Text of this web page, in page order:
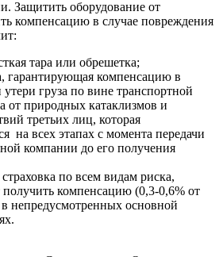
Защитить оборудование от
компенсацию в случае повреждения
тара или обрешетка;
гарантирующая компенсацию в
груза по вине транспортной
от природных катаклизмов и
третьих лиц, которая
на всех этапах с момента передачи
компании до его получения
по всем видам риска,
получить компенсацию (0,3-0,6% от
в непредусмотренных основной